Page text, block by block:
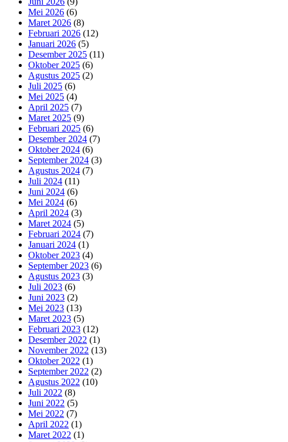
Mei 2026 (6)
Maret 2026 (8)
Februari 2026 (12)
Januari 2026 (5)
Desember 2025 (11)
Oktober 2025 (6)
Agustus 2025 (2)
Juli 2025 (6)
Mei 2025 (4)
April 2025 (7)
Maret 2025 (9)
Februari 2025 (6)
Desember 2024 (7)
Oktober 2024 (6)
September 2024 (3)
Agustus 2024 (7)
Juli 2024 (11)
Juni 2024 (6)
Mei 2024 (6)
April 2024 (3)
Maret 2024 (5)
Februari 2024 (7)
Januari 2024 (1)
Oktober 2023 (4)
September 2023 (6)
Agustus 2023 (3)
Juli 2023 (6)
Juni 2023 (2)
Mei 2023 (13)
Maret 2023 (5)
Februari 2023 (12)
Desember 2022 (1)
November 2022 (13)
Oktober 2022 (1)
September 2022 (2)
Agustus 2022 (10)
Juli 2022 (8)
Juni 2022 (5)
Mei 2022 (7)
April 2022 (1)
Maret 2022 (1)